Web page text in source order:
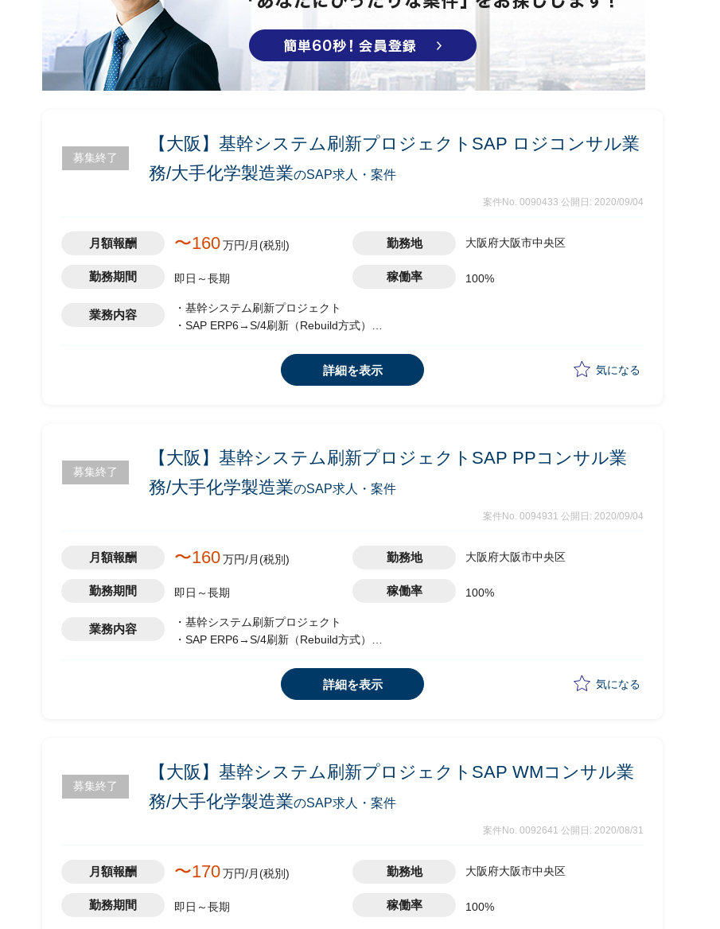
募集終了
【大阪】基幹システム刷新プロジェクトSAP ロジコンサル業
務/大手化学製造業のSAP求人・案件
案件No. 0090433 公開日: 2020/09/04
月額報酬 〜160万円/月(税別) 勤務地 大阪府大阪市中央区
勤務期間 即日～長期 稼働率 100%
業務内容
・基幹システム刷新プロジェクト
・SAP ERP6→S/4刷新（Rebuild方式）
詳細を表示 気になる
募集終了
【大阪】基幹システム刷新プロジェクトSAP PPコンサル業
務/大手化学製造業のSAP求人・案件
案件No. 0094931 公開日: 2020/09/04
月額報酬 〜160万円/月(税別) 勤務地 大阪府大阪市中央区
勤務期間 即日～長期 稼働率 100%
業務内容
・基幹システム刷新プロジェクト
・SAP ERP6→S/4刷新（Rebuild方式）
詳細を表示 気になる
募集終了
【大阪】基幹システム刷新プロジェクトSAP WMコンサル業
務/大手化学製造業のSAP求人・案件
案件No. 0092641 公開日: 2020/08/31
月額報酬 〜170万円/月(税別) 勤務地 大阪府大阪市中央区
勤務期間 即日～長期 稼働率 100%